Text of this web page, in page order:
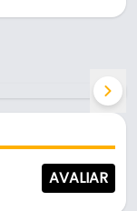
e durável no
AVALIAR